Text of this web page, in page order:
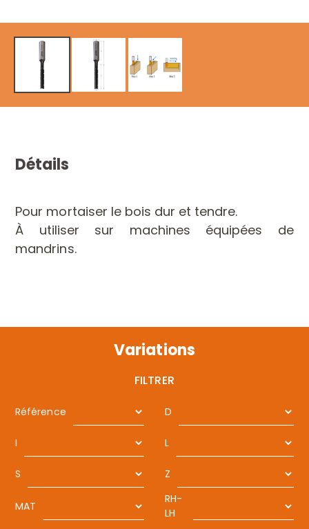
Détails
Pour mortaiser le bois dur et tendre.
À utiliser sur machines équipées de
mandrins.
Variations
FILTRER
Référence D
I L
S Z
MAT
RH-
LH